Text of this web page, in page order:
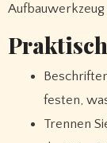
festen,
Trennen